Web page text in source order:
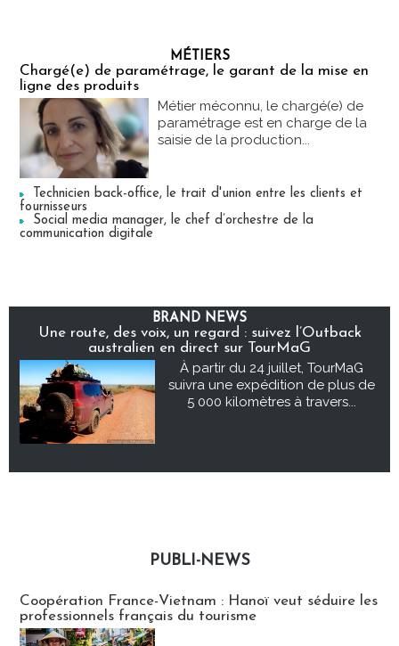
MÉTIERS
Chargé(e) de paramétrage, le garant de la mise en
ligne des produits
Métier méconnu, le chargé(e) de
paramétrage est en charge de la
saisie de la production...
Technicien back-office, le trait d'union entre les clients et
fournisseurs
Social media manager, le chef d’orchestre de la
communication digitale
BRAND NEWS
Une route, des voix, un regard : suivez l’Outback
australien en direct sur TourMaG
À partir du 24 juillet, TourMaG
suivra une expédition de plus de
5 000 kilomètres à travers...
PUBLI-NEWS
Coopération France-Vietnam : Hanoï veut séduire les
professionnels français du tourisme